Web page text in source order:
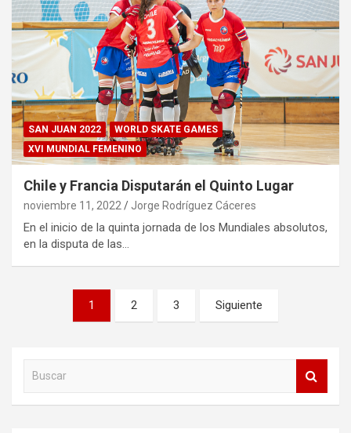
SAN JUAN 2022
WORLD SKATE GAMES
XVI MUNDIAL FEMENINO
Chile y Francia Disputarán el Quinto Lugar
noviembre 11, 2022 Jorge Rodríguez Cáceres
En el inicio de la quinta jornada de los Mundiales absolutos,
en la disputa de las…
Paginación
1 2 3 Siguiente